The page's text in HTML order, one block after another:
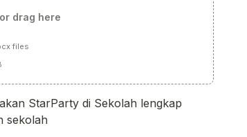
drag here
files
StarParty di Sekolah lengkap
sekolah